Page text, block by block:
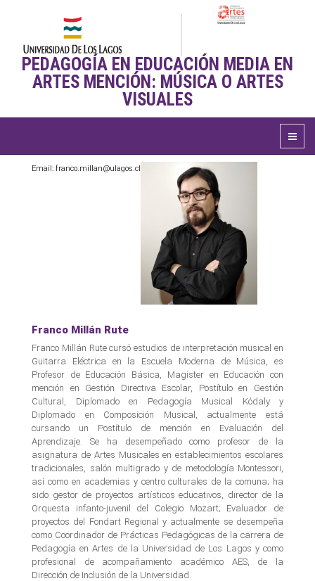
PEDAGOGÍA EN EDUCACIÓN MEDIA EN
ARTES MENCIÓN: MÚSICA O ARTES
VISUALES
Email: franco.millan@ulagos.cl
Franco Millán Rute
Franco Millán Rute cursó estudios de interpretación musical en
Guitarra Eléctrica en la Escuela Moderna de Música, es
Profesor de Educación Básica, Magister en Educación con
mención en Gestión Directiva Escolar, Postítulo en Gestión
Cultural, Diplomado en Pedagogía Musical Kódaly y
Diplomado en Composición Musical, actualmente está
cursando un Postítulo de mención en Evaluación del
Aprendizaje. Se ha desempeñado como profesor de la
asignatura de Artes Musicales en establecimientos escolares
tradicionales, salón multigrado y de metodología Montessori,
así como en academias y centro culturales de la comuna; ha
sido gestor de proyectos artísticos educativos, director de la
Orquesta infanto-juvenil del Colegio Mozart; Evaluador de
proyectos del Fondart Regional y actualmente se desempeña
como Coordinador de Prácticas Pedagógicas de la carrera de
Pedagogía en Artes de la Universidad de Los Lagos y como
profesional de acompañamiento académico AES, de la
Dirección de Inclusión de la Universidad.